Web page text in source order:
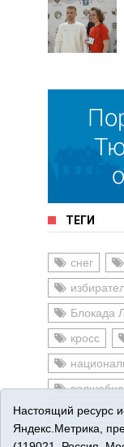
ТЕГИ
снег
Блокада
кросс
Настоящий ресурс
Яндекс.Метрика,